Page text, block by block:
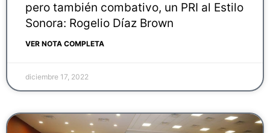
pero también combativo, un PRI al Estilo
Sonora: Rogelio Díaz Brown
VER NOTA COMPLETA
diciembre 17, 2022